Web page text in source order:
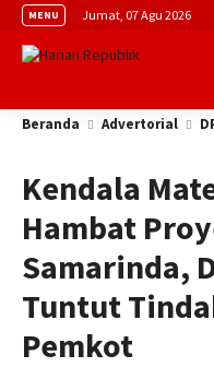
MENU Jumat, 07 Agu 2026
Beranda Advertorial
Kendala
Hambat
Samarinda,
Tuntut
Pemkot